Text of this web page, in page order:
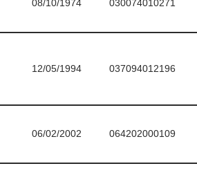
08/10/1974 030074010271
12/05/1994 037094012196
06/02/2002 064202000109